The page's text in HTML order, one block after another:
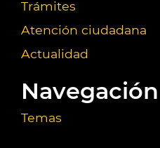
Trámites
Atención ciudadana
Actualidad
Temas